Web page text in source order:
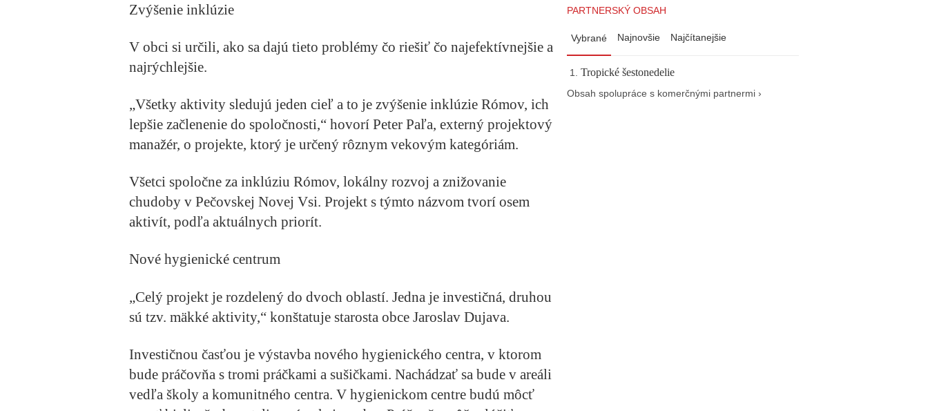
Zvýšenie inklúzie
V obci si určili, ako sa dajú tieto problémy čo riešiť čo najefektívnejšie a
najrýchlejšie.
„Všetky aktivity sledujú jeden cieľ a to je zvýšenie inklúzie Rómov, ich
lepšie začlenenie do spoločnosti,“ hovorí Peter Paľa, externý projektový
manažér, o projekte, ktorý je určený rôznym vekovým kategóriám.
Všetci spoločne za inklúziu Rómov, lokálny rozvoj a znižovanie
chudoby v Pečovskej Novej Vsi. Projekt s týmto názvom tvorí osem
aktivít, podľa aktuálnych priorít.
Nové hygienické centrum
„Celý projekt je rozdelený do dvoch oblastí. Jedna je investičná, druhou
sú tzv. mäkké aktivity,“ konštatuje starosta obce Jaroslav Dujava.
Investičnou časťou je výstavba nového hygienického centra, v ktorom
bude práčovňa s tromi práčkami a sušičkami. Nachádzať sa bude v areáli
vedľa školy a komunitného centra. V hygienickom centre budú môcť
PARTNERSKÝ OBSAH
Vybrané Najnovšie Najčítanejšie
Tropické šestonedelie
Obsah spolupráce s komerčnými partnermi ›